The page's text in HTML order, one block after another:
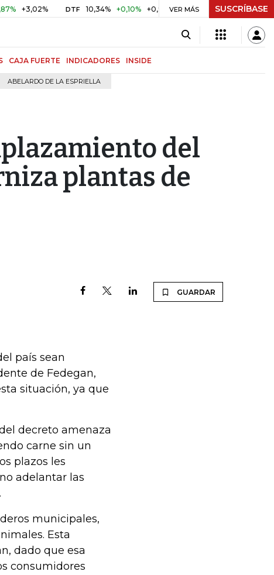
DTF 10,34% +0,10% +0,98% UVR $ 417,01 +$ 0,05 +0,01%
VER MÁS SUSCRÍBASE
CAJA FUERTE INDICADORES INSIDE
ABELARDO DE LA ESPRIELLA
del
plantas de
GUARDAR
país sean
de Fedegan,
situación, ya que
decreto amenaza
carne sin un
plazos les
adelantar las
municipales,
Esta
dado que esa
consumidores